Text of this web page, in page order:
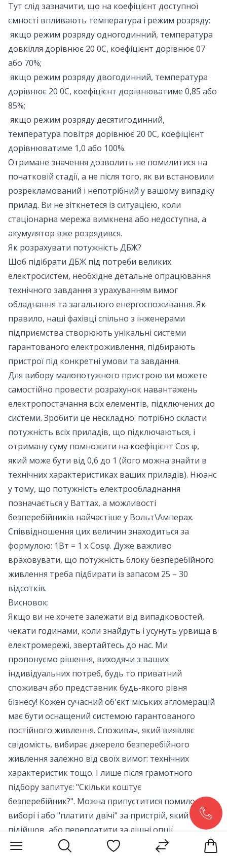
Тут слід зазначити, що на коефіцієнт доступної
ємності впливають температура і режим розряду:
якщо режим розряду одногодинний, температура
довкілля дорівнює 20 0С, коефіцієнт дорівнює 07
або 70%;
якщо режим розряду двогодинний, температура
дорівнює 20 0С, коефіцієнт дорівнюватиме 0,85 або
85%;
якщо режим розряду десятигодинний,
температура повітря дорівнює 20 0С, коефіцієнт
дорівнюватиме 1,0 або 100%.
Отримане значення дозволить не помилитися на
початковій стадії, а не після того, як ви встановили
розрекламований і непотрібний у вашому випадку
прилад. Ви не зіткнетеся із ситуацією, коли
стаціонарна мережа вимкнена або недоступна, а
акумулятор вже розрядився.
Як розрахувати потужність ДБЖ?
Щоб підібрати ДБЖ під потреби великих
електросистем, необхідне детальне опрацювання
технічного завдання з урахуванням вимог
обладнання та загального енергоспоживання. Як
правило, наші фахівці спільно з інженерами
підприємства створюють унікальні системи
гарантованого електроживлення, підбирають
пристрої під конкретні умови та завдання.
Для вибору малопотужного пристрою ви можете
самостійно провести розрахунок навантажень
електропостачання всіх елементів, підключених до
системи. Зробити це нескладно: потрібно скласти
потужність всіх приладів, що підключаються, і
отриману суму помножити на коефіцієнт Cos φ,
який може бути від 0,6 до 1 (його можна знайти в
технічних характеристиках ваших приладів). Нюанс
у тому, що потужність електрообладнання
позначається у Ваттах, а можливості
безперебійників найчастіше у Вольт\Амперах.
Співвідношення цих величин знаходиться за
формулою: 1Вт = 1 х Cosφ. Дуже важливо
враховувати, що потужність блоку безперебійного
живлення треба підбирати із запасом 25 – 30
відсотків.
Висновок:
Якщо ви не хочете залежати від випадковостей,
чекати годинами, коли знайдуть і усунуть урвища в
електромережі, звертайтесь до нас. Ми
пропонуємо рішення, виходячи з ваших
індивідуальних потреб, будь то приватний
споживач або представник будь-якого рівня
бізнесу! Кожен сучасний об'єкт міських агломерацій
має бути оснащений системою гарантованого
постійного живлення. Споживач, який виявляє
свідомість, вибирає джерело безперебійного
живлення залежно від своїх вимог: технічних
характеристик тощо. І лише після грамотного
підбору запитує: "Скільки коштує
безперебійник?". Можна припуститися помилок у
виборі і або "платити двічі" за пристрій, який не
підійшов, або переплатити за лішні опції.
Нашим клієнтам ми допомагаємо облаштувати